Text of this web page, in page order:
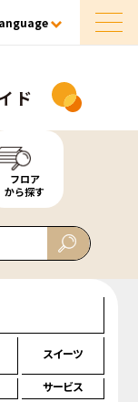
ド
フロア
から探す
スイーツ
サービス